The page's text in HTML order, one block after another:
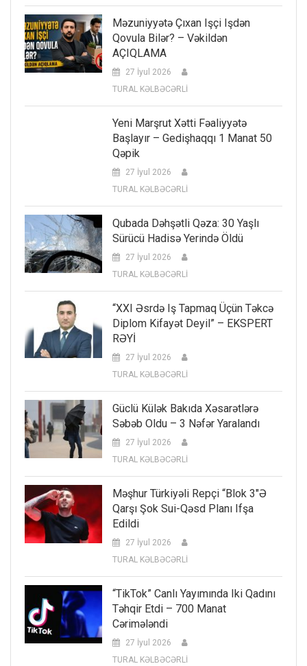
Məzuniyyətə Çıxan Işçi Işdən
Qovula Bilər? – Vəkildən
AÇIQLAMA
27 İyul 2026
TURAL KƏLBƏCƏRLİ
Yeni Marşrut Xətti Fəaliyyətə
Başlayır – Gedişhaqqı 1 Manat 50
Qəpik
27 İyul 2026
TURAL KƏLBƏCƏRLİ
Qubada Dəhşətli Qəza: 30 Yaşlı
Sürücü Hadisə Yerində Öldü
27 İyul 2026
TURAL KƏLBƏCƏRLİ
“XXI Əsrdə Iş Tapmaq Üçün Təkcə
Diplom Kifayət Deyil” – EKSPERT
RƏYİ
27 İyul 2026
TURAL KƏLBƏCƏRLİ
Güclü Külək Bakıda Xəsarətlərə
Səbəb Oldu – 3 Nəfər Yaralandı
27 İyul 2026
TURAL KƏLBƏCƏRLİ
Məşhur Türkiyəli Repçi “Blok 3″ə
Qarşı Şok Sui-Qəsd Planı Ifşa
Edildi
27 İyul 2026
TURAL KƏLBƏCƏRLİ
“TikTok” Canlı Yayımında Iki Qadını
Təhqir Etdi – 700 Manat
Cərimələndi
27 İyul 2026
TURAL KƏLBƏCƏRLİ